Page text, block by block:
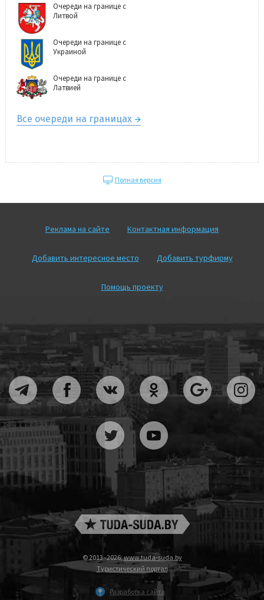
Очереди на границе с
Литвой
Очереди на границе с
Украиной
Очереди на границе с
Латвией
Все очереди на границах
Полная версия
Реклама на сайте Контактная информация
Добавить интересное место Добавить турфирму
Помощь проекту
© 2013–2026,www.tuda-suda.by
Туристический портал
Разработка сайта